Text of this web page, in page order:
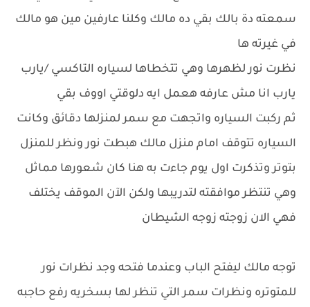
سمعته دة بالك بقي ده مالك وكلنا عارفين مين هو مالك
في غيرته ها
نظرت نور لظهرها وهي تتخطاها لسياره التاكسي /يارب
يارب انا مش عارفه هعمل ايه دلوقتي اووف بقي
ثم ركبت السياره واتجهت مع سمر لمنزلها دقائق وكانت
السياره تتوقف امام منزل مالك هبطت نور ونظر للمنزل
بتوتر وتذكرت اول يوم جاءت به هنا كان شعورها مماثل
وهي تنتظر موافقته لتدريبها ولكن الآن الموقف يختلف
فهي الان زوجته زوجه الشيطان
توجه مالك ليفتح الباب وعندما فتحه وجد نظرات نور
للمتوتره ونظرات سمر التي تنظر لها بسخريه رفع حاجبه